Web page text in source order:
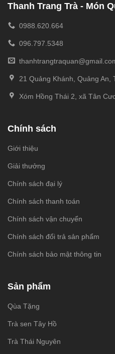
Thanh Trang Trà - Món
0988.620.664
096.797.5348
21 Quảng Khánh, Quảng An,
Xóm Hồng Thái 2, xã Tân
Chính sách
Giới thiệu
Giải thưởng
Chính sách đại lý
Chính sách thanh toán
Chính sách vận chuyển
Chính sách đổi trả sản phẩm
Chính sách bảo mật thông tin
Sản phẩm
Qùa Tặng
Trà sen Tây Hồ
Trà Thái Nguyên